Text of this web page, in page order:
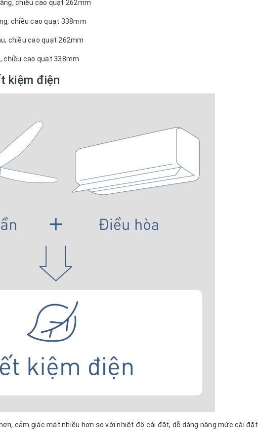
chiều cao quạt 262mm
chiều cao quạt 338mm
chiều cao quạt 262mm
chiều cao quạt 338mm
kiệm điện
cảm giác mát nhiều hơn so với nhiệt độ cài đặt, dễ dàng nâng mức cài đặt